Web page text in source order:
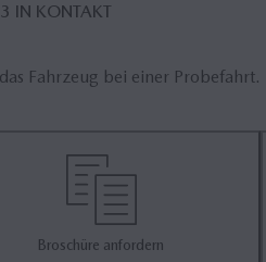
IN KONTAKT
Fahrzeug bei einer Probefahrt.
Broschüre anfordern